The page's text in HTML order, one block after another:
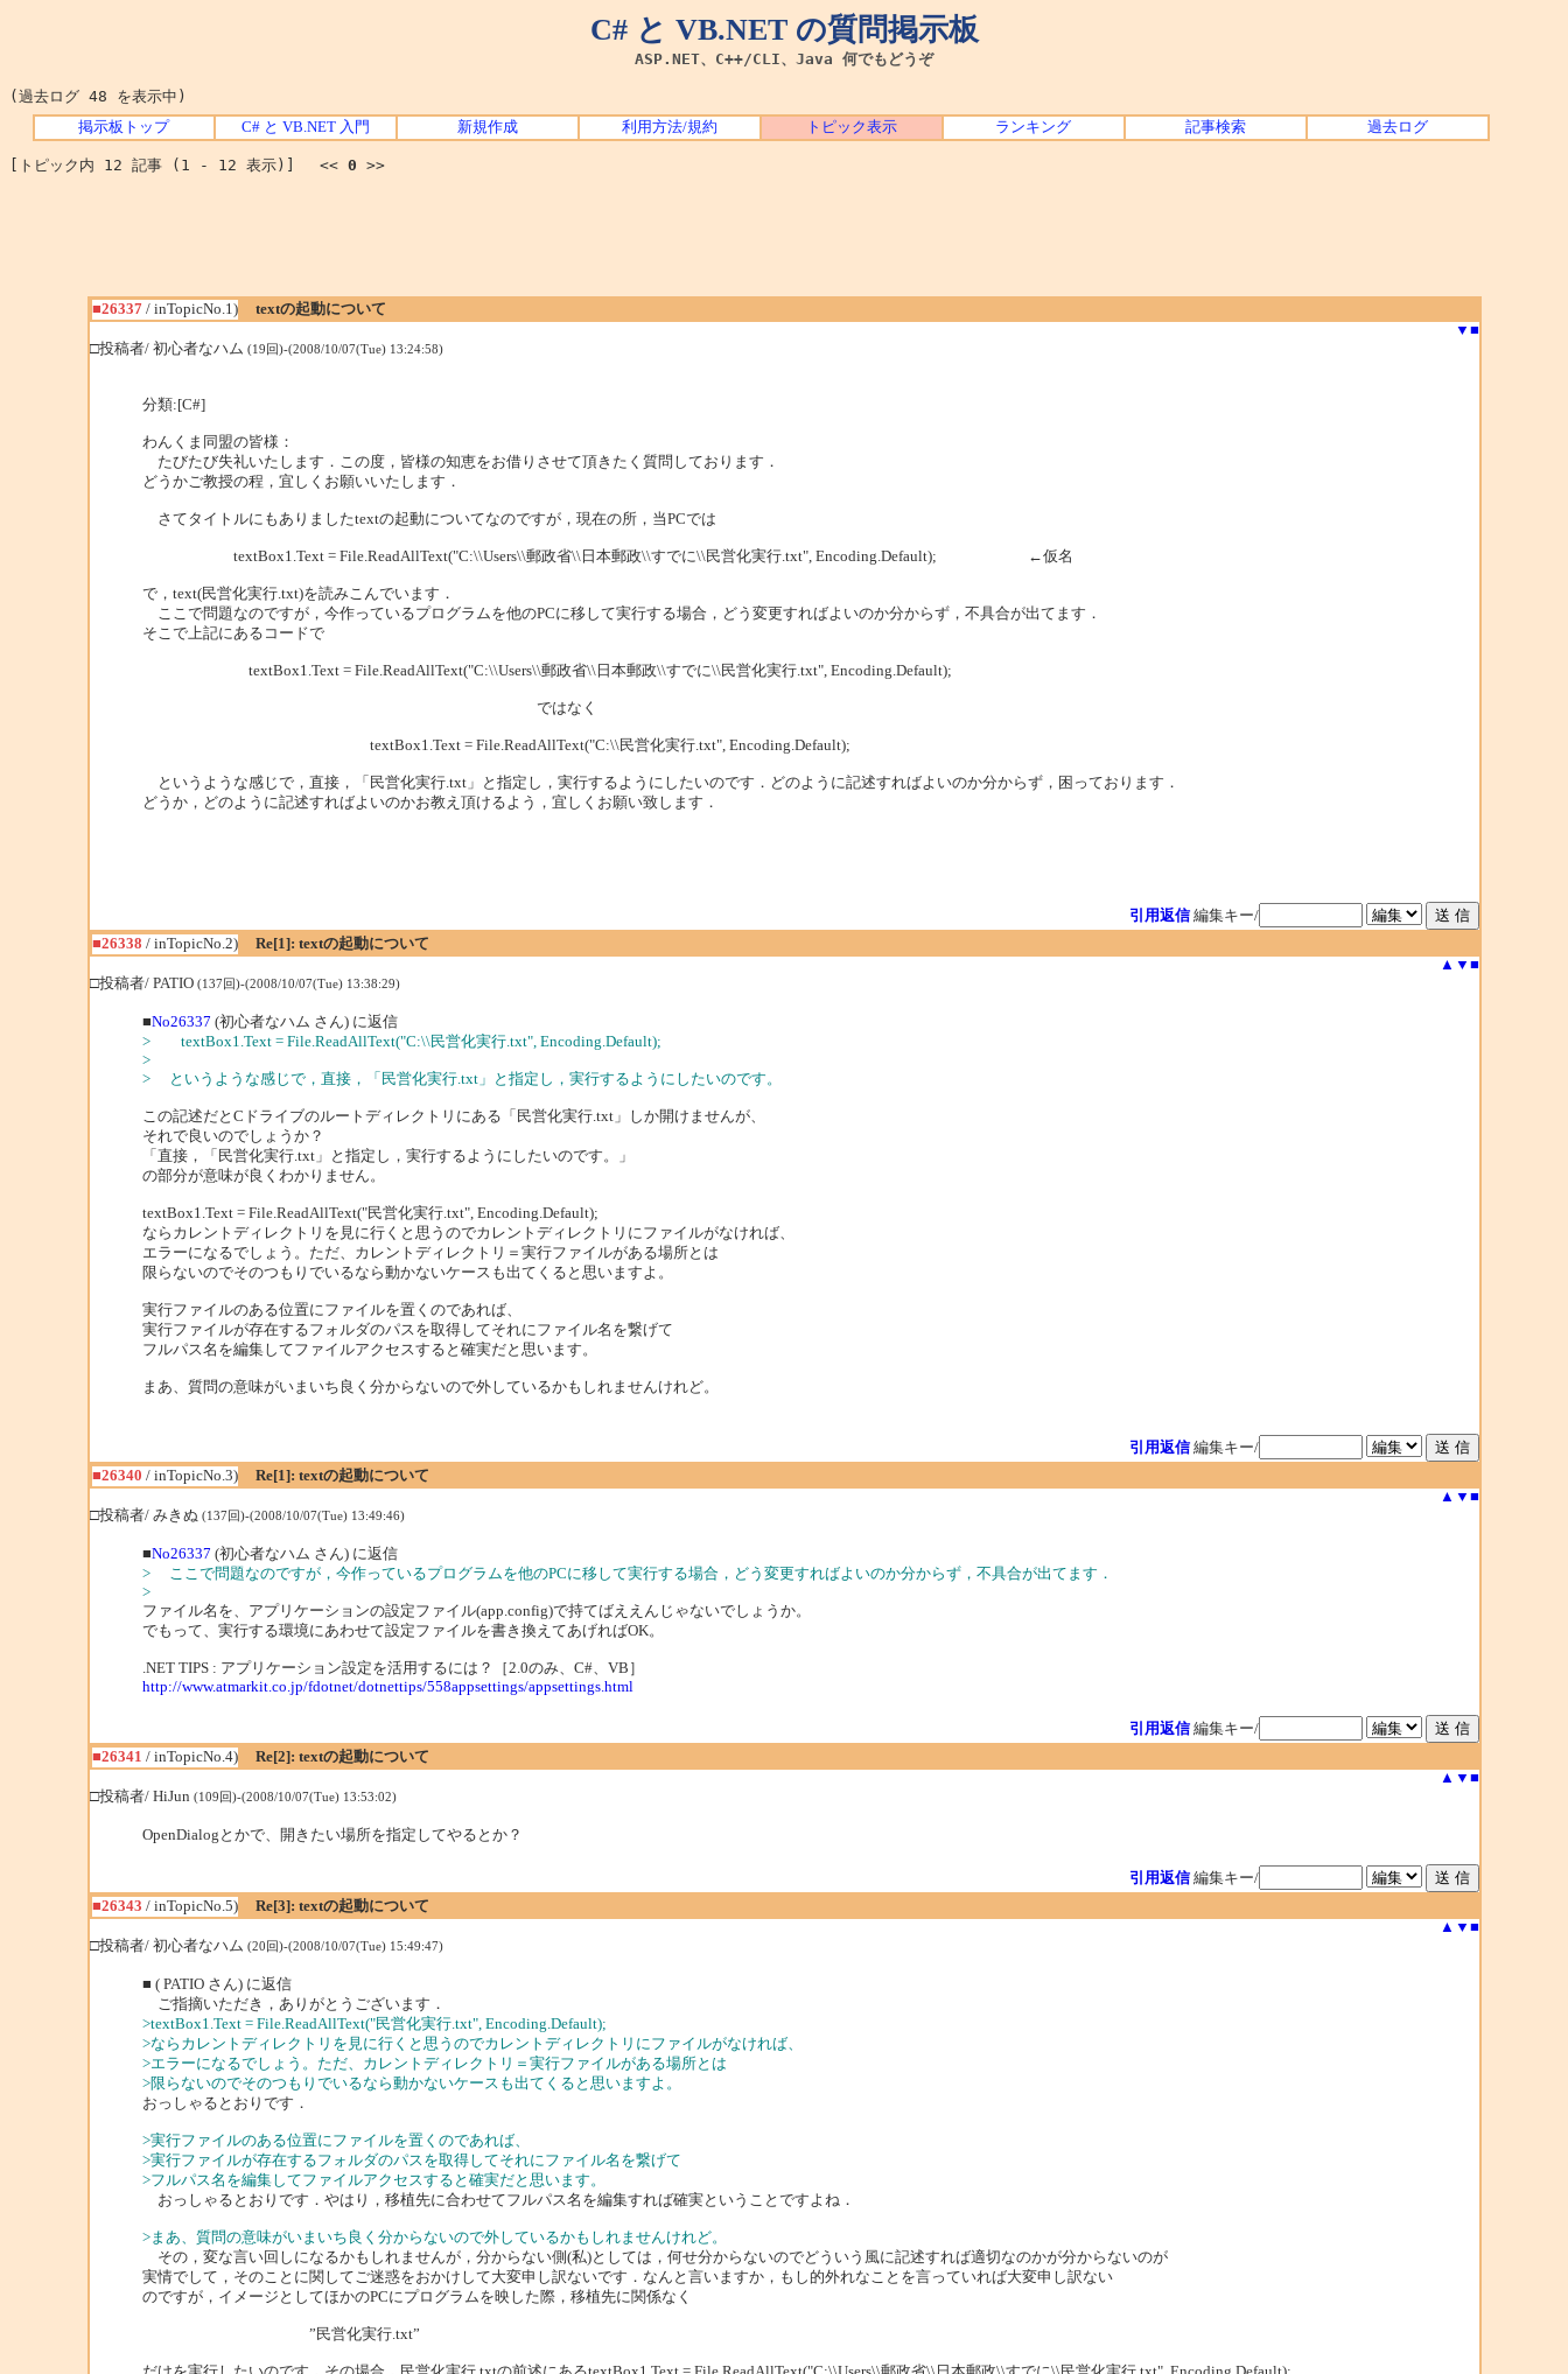
C# と VB.NET の質問掲示板
ASP.NET、C++/CLI、Java 何でもどうぞ
(過去ログ 48 を表示中)
掲示板トップ C# と VB.NET 入門 新規作成 利用方法/規約 トピック表示 ランキング 記事検索 過去ログ
[トピック内 12 記事 (1 - 12 表示)] << 0 >>
■26337/ inTopicNo.1)
textの起動について
▼ ■
□投稿者/ 初心者なハム (19回)-(2008/10/07(Tue) 13:24:58)
分類:[C#]
わんくま同盟の皆様：
たびたび失礼いたします．この度，皆様の知恵をお借りさせて頂きたく質問しております．
どうかご教授の程，宜しくお願いいたします．
さてタイトルにもありましたtextの起動についてなのですが，現在の所，当PCでは
textBox1.Text = File.ReadAllText("C:\\Users\\郵政省\\日本郵政\\すでに\\民営化実行.txt", Encoding.Default); ←仮名
で，text(民営化実行.txt)を読みこんでいます．
ここで問題なのですが，今作っているプログラムを他のPCに移して実行する場合，どう変更すればよいのか分からず，不具合が出てます．
そこで上記にあるコードで
textBox1.Text = File.ReadAllText("C:\\Users\\郵政省\\日本郵政\\すでに\\民営化実行.txt", Encoding.Default);
ではなく
textBox1.Text = File.ReadAllText("C:\\民営化実行.txt", Encoding.Default);
というような感じで，直接，「民営化実行.txt」と指定し，実行するようにしたいのです．どのように記述すればよいのか分からず，困っております．
どうか，どのように記述すればよいのかお教え頂けるよう，宜しくお願い致します．
引用返信 編集キー/
■26338 / inTopicNo.2)
Re[1]: textの起動について
▲ ▼ ■
□投稿者/ PATIO (137回)-(2008/10/07(Tue) 13:38:29)
■No26337 (初心者なハム さん) に返信
> textBox1.Text = File.ReadAllText("C:\\民営化実行.txt", Encoding.Default);
>
> というような感じで，直接，「民営化実行.txt」と指定し，実行するようにしたいのです。
この記述だとCドライブのルートディレクトリにある「民営化実行.txt」しか開けませんが、
それで良いのでしょうか？
「直接，「民営化実行.txt」と指定し，実行するようにしたいのです。」
の部分が意味が良くわかりません。
textBox1.Text = File.ReadAllText("民営化実行.txt", Encoding.Default);
ならカレントディレクトリを見に行くと思うのでカレントディレクトリにファイルがなければ、
エラーになるでしょう。ただ、カレントディレクトリ＝実行ファイルがある場所とは
限らないのでそのつもりでいるなら動かないケースも出てくると思いますよ。
実行ファイルのある位置にファイルを置くのであれば、
実行ファイルが存在するフォルダのパスを取得してそれにファイル名を繋げて
フルパス名を編集してファイルアクセスすると確実だと思います。
まあ、質問の意味がいまいち良く分からないので外しているかもしれませんけれど。
引用返信 編集キー/
■26340 / inTopicNo.3)
Re[1]: textの起動について
▲ ▼ ■
□投稿者/ みきぬ (137回)-(2008/10/07(Tue) 13:49:46)
■No26337 (初心者なハム さん) に返信
> ここで問題なのですが，今作っているプログラムを他のPCに移して実行する場合，どう変更すればよいのか分からず，不具合が出てます．
>
ファイル名を、アプリケーションの設定ファイル(app.config)で持てばええんじゃないでしょうか。
でもって、実行する環境にあわせて設定ファイルを書き換えてあげればOK。
.NET TIPS : アプリケーション設定を活用するには？［2.0のみ、C#、VB］
http://www.atmarkit.co.jp/fdotnet/dotnettips/558appsettings/appsettings.html
引用返信 編集キー/
■26341 / inTopicNo.4)
Re[2]: textの起動について
▲ ▼ ■
□投稿者/ HiJun (109回)-(2008/10/07(Tue) 13:53:02)
OpenDialogとかで、開きたい場所を指定してやるとか？
引用返信 編集キー/
■26343 / inTopicNo.5)
Re[3]: textの起動について
▲ ▼ ■
□投稿者/ 初心者なハム (20回)-(2008/10/07(Tue) 15:49:47)
■ ( PATIO さん) に返信
ご指摘いただき，ありがとうございます．
>textBox1.Text = File.ReadAllText("民営化実行.txt", Encoding.Default);
>ならカレントディレクトリを見に行くと思うのでカレントディレクトリにファイルがなければ、
>エラーになるでしょう。ただ、カレントディレクトリ＝実行ファイルがある場所とは
>限らないのでそのつもりでいるなら動かないケースも出てくると思いますよ。
おっしゃるとおりです．
>実行ファイルのある位置にファイルを置くのであれば、
>実行ファイルが存在するフォルダのパスを取得してそれにファイル名を繋げて
>フルパス名を編集してファイルアクセスすると確実だと思います。
おっしゃるとおりです．やはり，移植先に合わせてフルパス名を編集すれば確実ということですよね．
>まあ、質問の意味がいまいち良く分からないので外しているかもしれませんけれど。
その，変な言い回しになるかもしれませんが，分からない側(私)としては，何せ分からないのでどういう風に記述すれば適切なのかが分からないのが
実情でして，そのことに関してご迷惑をおかけして大変申し訳ないです．なんと言いますか，もし的外れなことを言っていれば大変申し訳ない
のですが，イメージとしてほかのPCにプログラムを映した際，移植先に関係なく
”民営化実行.txt”